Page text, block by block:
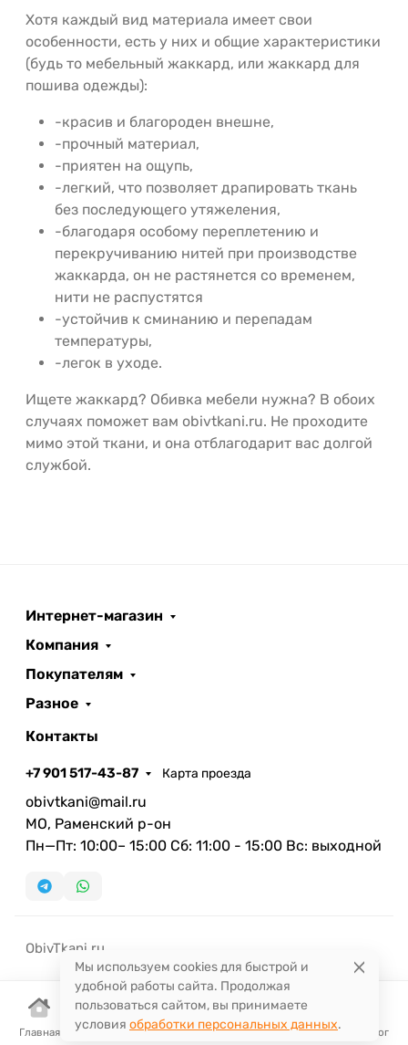
Главная Корзина Избранное Сравнение Поиск Каталог
Хотя каждый вид материала имеет свои
особенности, есть у них и общие характеристики
(будь то мебельный жаккард, или жаккард для
пошива одежды):
-красив и благороден внешне,
-прочный материал,
-приятен на ощупь,
-легкий, что позволяет драпировать ткань
без последующего утяжеления,
-благодаря особому переплетению и
перекручиванию нитей при производстве
жаккарда, он не растянется со временем,
нити не распустятся
-устойчив к сминанию и перепадам
температуры,
-легок в уходе.
Ищете жаккард? Обивка мебели нужна? В обоих
случаях поможет вам obivtkani.ru. Не проходите
мимо этой ткани, и она отблагодарит вас долгой
службой.
Интернет-магазин
Компания
Покупателям
Разное
Контакты
+7 901 517-43-87 Карта проезда
obivtkani@mail.ru
МО, Раменский р-он
Пн—Пт: 10:00– 15:00 Сб: 11:00 - 15:00 Вс: выходной
ObivTkani.ru
Мы используем cookies для быстрой и
удобной работы сайта. Продолжая
пользоваться сайтом, вы принимаете
условия обработки персональных данных.